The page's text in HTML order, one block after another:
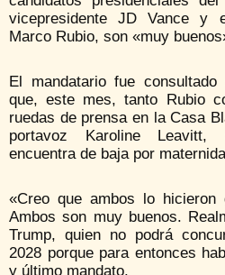
vicepresidente JD Vance y
Marco Rubio, son «muy
El mandatario fue
que, este mes, tanto Rubio
ruedas de prensa en la Casa
portavoz Karoline Leavitt,
encuentra de baja por
«Creo que ambos lo
Ambos son muy buenos.
Trump, quien no podrá
2028 porque para entonces
y último mandato.